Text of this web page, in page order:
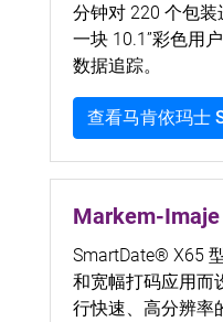
分钟对 220 个包
一块 10.1”彩色用
数据追踪。
查看马肯依玛士
Markem-
SmartDate® X65
和宽幅打码应用而
行快速、高分辨率